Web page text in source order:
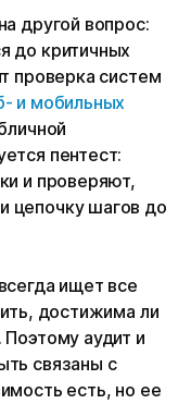
другой вопрос:
до критичных
проверка систем
и мобильных
пентест:
и проверяют,
цепочку шагов до
ищет все
достижима ли
аудит и
связаны с
есть, но ее